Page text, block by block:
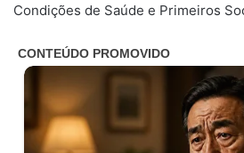
Condições de Saúde e Primeiros